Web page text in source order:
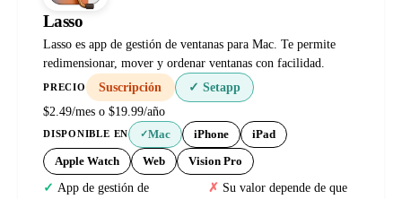
Lasso
Lasso es app de gestión de ventanas para Mac. Te permite
redimensionar, mover y ordenar ventanas con facilidad.
PRECIO Suscripción
✓ Setapp
$2.49/mes o $19.99/año
DISPONIBLE EN ✓Mac iPhone iPad
Apple Watch Web Vision Pro
App de gestión de
Su valor depende de que